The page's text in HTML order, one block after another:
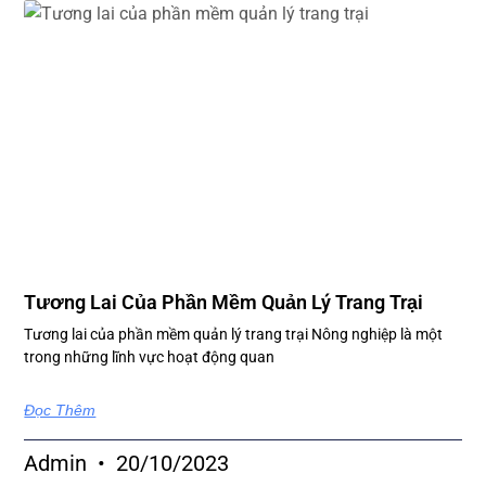
Tương Lai Của Phần Mềm Quản Lý Trang Trại
Tương lai của phần mềm quản lý trang trại Nông nghiệp là một
trong những lĩnh vực hoạt động quan
Đọc Thêm
Admin 20/10/2023